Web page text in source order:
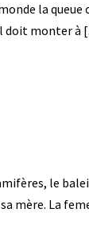
la queue
il doit monter
le
mère. La